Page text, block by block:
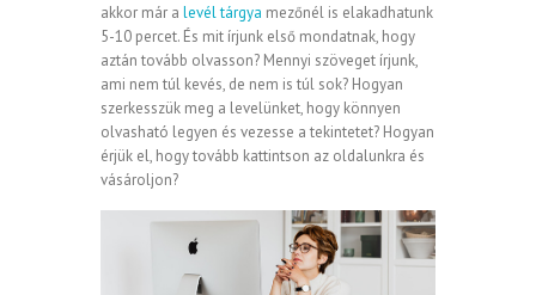
akkor már a levél tárgya mezőnél is elakadhatunk
5-10 percet. És mit írjunk első mondatnak, hogy
aztán tovább olvasson? Mennyi szöveget írjunk,
ami nem túl kevés, de nem is túl sok? Hogyan
szerkesszük meg a levelünket, hogy könnyen
olvasható legyen és vezesse a tekintetet? Hogyan
érjük el, hogy tovább kattintson az oldalunkra és
vásároljon?